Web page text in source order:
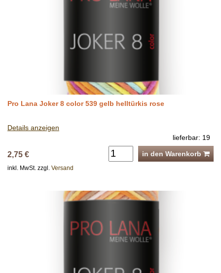
Pro Lana Joker 8 color 539 gelb helltürkis rose
Details anzeigen
lieferbar: 19
2,75 € in den Warenkorb
inkl. MwSt. zzgl. Versand